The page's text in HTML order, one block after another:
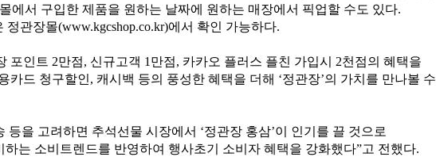
에서 구입한 제품을 원하는 날짜에 원하는 매장에서 픽업할 수도 있다.
정관장몰(www.kgcshop.co.kr)에서 확인 가능하다.
포인트 2만점, 신규고객 1만점, 카카오 플러스 플친 가입시 2천점의 혜택을
카드 청구할인, 캐시백 등의 풍성한 혜택을 더해 ‘정관장’의 가치를 만나볼 수
등을 고려하면 추석선물 시장에서 ‘정관장 홍삼’이 인기를 끌 것으로
하는 소비트렌드를 반영하여 행사초기 소비자 혜택을 강화했다”고 전했다.